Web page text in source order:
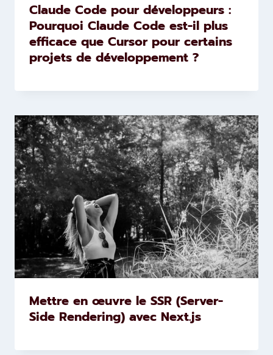
Claude Code pour développeurs :
Pourquoi Claude Code est-il plus
efficace que Cursor pour certains
projets de développement ?
Mettre en œuvre le SSR (Server-
Side Rendering) avec Next.js